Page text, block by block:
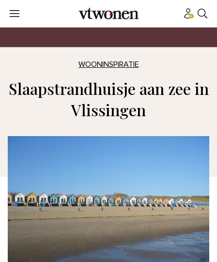
WOONINSPIRATIE
Slaapstrandhuisje aan zee in
Vlissingen